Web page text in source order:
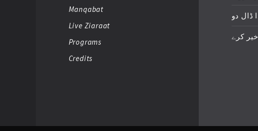
Manqabat
Live Ziaraat
Programs
Credits
ڈال دو
کرے